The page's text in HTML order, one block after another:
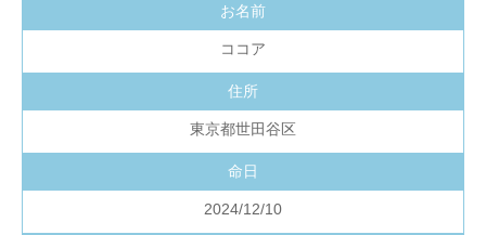
お名前
ココア
住所
東京都世田谷区
命日
2024/12/10